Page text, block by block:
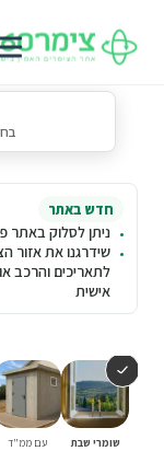
חדש באתר
ניתן לסלוק באתר
שידרגנו את אזור
לתאריכים והרכב
אישית
שומרי שבת עם ממ"ד